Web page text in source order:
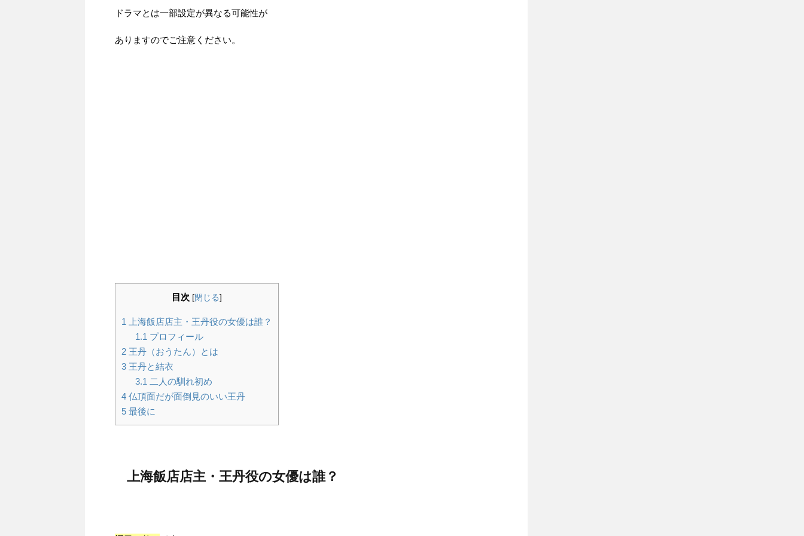
ドラマとは一部設定が異なる可能性が
ありますのでご注意ください。
目次 [閉じる]
1
上海飯店店主・王丹役の女優は誰？
1.1 プロフィール
2 王丹（おうたん）とは
3 王丹と結衣
3.1 二人の馴れ初め
4 仏頂面だが面倒見のいい王丹
5 最後に
上海飯店店主・王丹役の女優は誰？